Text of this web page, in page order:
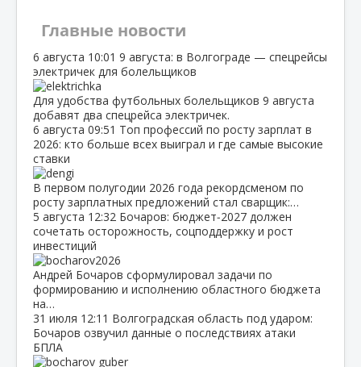
Главные новости
6 августа 10:01 9 августа: в Волгограде — спецрейсы
электричек для болельщиков
Для удобства футбольных болельщиков 9 августа
добавят два спецрейса электричек.
6 августа 09:51 Топ профессий по росту зарплат в
2026: кто больше всех выиграл и где самые высокие
ставки
В первом полугодии 2026 года рекордсменом по
росту зарплатных предложений стал сварщик:…
5 августа 12:32 Бочаров: бюджет‑2027 должен
сочетать осторожность, соцподдержку и рост
инвестиций
Андрей Бочаров сформулировал задачи по
формированию и исполнению областного бюджета
на…
31 июля 12:11 Волгоградская область под ударом:
Бочаров озвучил данные о последствиях атаки
БПЛА